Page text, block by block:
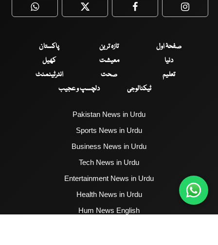
WhatsApp Twitter Facebook
صفحۂ اول تازہ ترین
پاکستان
دنیا
معیشت
کھیل
تعلیم
صحت
انٹرٹینمنٹ
ٹیکنالوجی
دلچسپ و عجیب
Pakistan News in Urdu
Sports News in Urdu
Business News in Urdu
Tech News in Urdu
Entertainment News in Urdu
Health News in Urdu
Hum News English